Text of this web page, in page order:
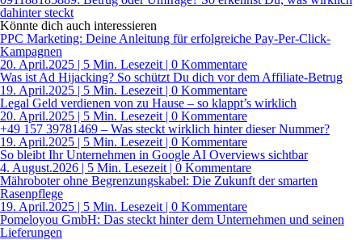
dahinter steckt
Könnte dich auch interessieren
PPC Marketing: Deine Anleitung für erfolgreiche Pay-Per-Click-
Kampagnen
20. April.2025 | 5 Min. Lesezeit | 0 Kommentare
Was ist Ad Hijacking? So schützt Du dich vor dem Affiliate-Betrug
19. April.2025 | 5 Min. Lesezeit | 0 Kommentare
Legal Geld verdienen von zu Hause – so klappt’s wirklich
20. April.2025 | 5 Min. Lesezeit | 0 Kommentare
+49 157 39781469 – Was steckt wirklich hinter dieser Nummer?
19. April.2025 | 5 Min. Lesezeit | 0 Kommentare
So bleibt Ihr Unternehmen in Google AI Overviews sichtbar
4. August.2026 | 5 Min. Lesezeit | 0 Kommentare
Mähroboter ohne Begrenzungskabel: Die Zukunft der smarten
Rasenpflege
19. April.2025 | 5 Min. Lesezeit | 0 Kommentare
Pomeloyou GmbH: Das steckt hinter dem Unternehmen und seinen
Lieferungen